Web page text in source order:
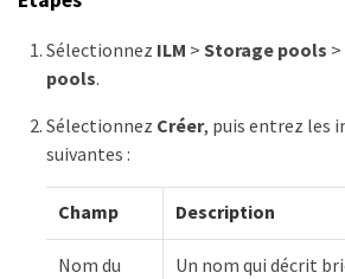
Sélectionnez ILM > Storage pools >
pools.
Sélectionnez Créer, puis entrez les
suivantes :
Champ Description
Nom du
Un nom qui décrit